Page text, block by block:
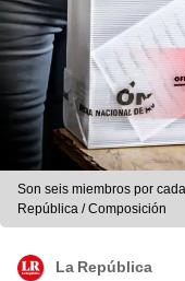
Son seis miembros por
República / Composición
La República